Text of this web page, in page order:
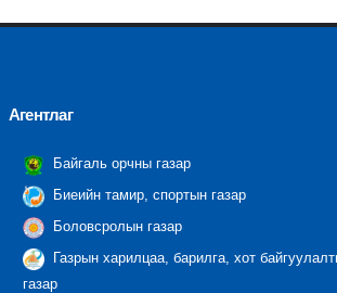
Агентлаг
Байгаль орчны газар
Биеийн тамир, спортын газар
Боловсролын газар
Газрын харилцаа, барилга, хот
газар